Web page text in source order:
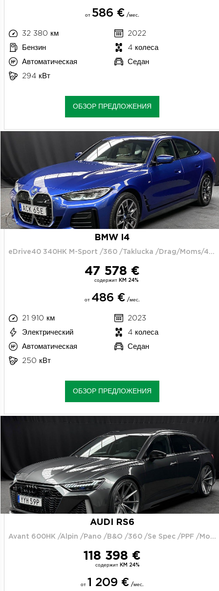
от 586 € /мес.
32 380 км
2022
Бензин
4 колеса
Автоматическая
Седан
294 кВт
ОБЗОР ПРЕДЛОЖЕНИЯ
BMW I4
eDrive40 340HK M-Sport /360 /Taklucka /Drag/Moms/4.95%
47 578 €
содержит KM 24%
от 486 € /мес.
21 910 км
2023
Электрический
4 колеса
Автоматическая
Седан
250 кВт
ОБЗОР ПРЕДЛОЖЕНИЯ
AUDI RS6
Avant 600HK /Alpin /Pano /B&O /360 /Se Spec /PPF /Moms
118 398 €
содержит KM 24%
от 1 209 € /мес.